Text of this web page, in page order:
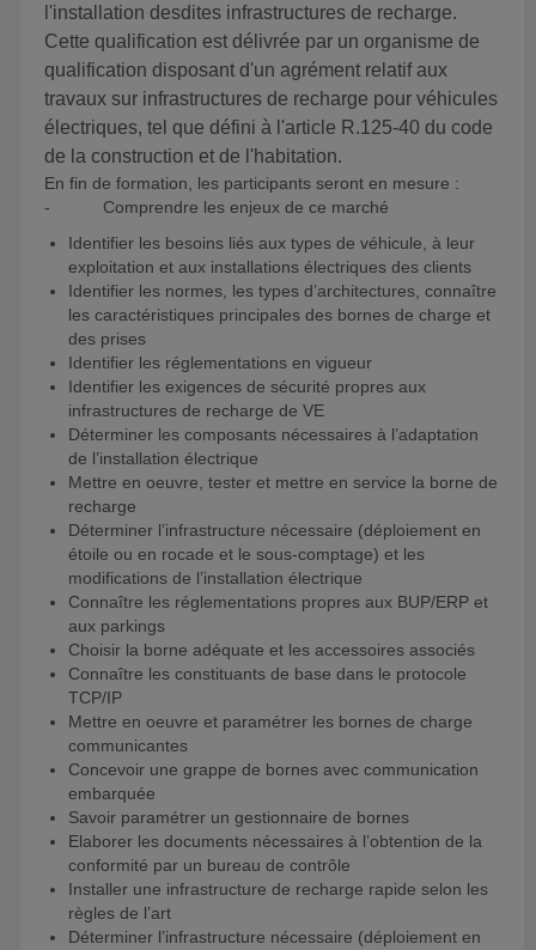
l'installation desdites infrastructures de recharge.
Cette qualification est délivrée par un organisme de
qualification disposant d'un agrément relatif aux
travaux sur infrastructures de recharge pour véhicules
électriques, tel que défini à l'article R.125-40 du code
de la construction et de l'habitation.
En fin de formation, les participants seront en mesure :
- Comprendre les enjeux de ce marché
Identifier les besoins liés aux types de véhicule, à leur
exploitation et aux installations électriques des clients
Identifier les normes, les types d’architectures, connaître
les caractéristiques principales des bornes de charge et
des prises
Identifier les réglementations en vigueur
Identifier les exigences de sécurité propres aux
infrastructures de recharge de VE
Déterminer les composants nécessaires à l’adaptation
de l’installation électrique
Mettre en oeuvre, tester et mettre en service la borne de
recharge
Déterminer l’infrastructure nécessaire (déploiement en
étoile ou en rocade et le sous-comptage) et les
modifications de l’installation électrique
Connaître les réglementations propres aux BUP/ERP et
aux parkings
Choisir la borne adéquate et les accessoires associés
Connaître les constituants de base dans le protocole
TCP/IP
Mettre en oeuvre et paramétrer les bornes de charge
communicantes
Concevoir une grappe de bornes avec communication
embarquée
Savoir paramétrer un gestionnaire de bornes
Elaborer les documents nécessaires à l’obtention de la
conformité par un bureau de contrôle
Installer une infrastructure de recharge rapide selon les
règles de l’art
Déterminer l’infrastructure nécessaire (déploiement en